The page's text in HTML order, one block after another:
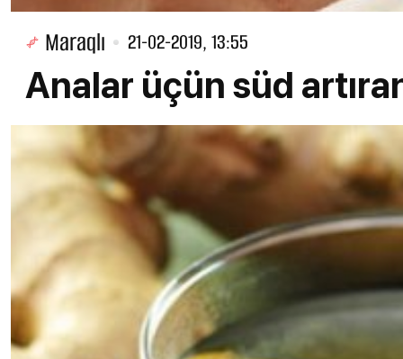
Maraqlı 21-02-2019, 13:55
Analar üçün süd